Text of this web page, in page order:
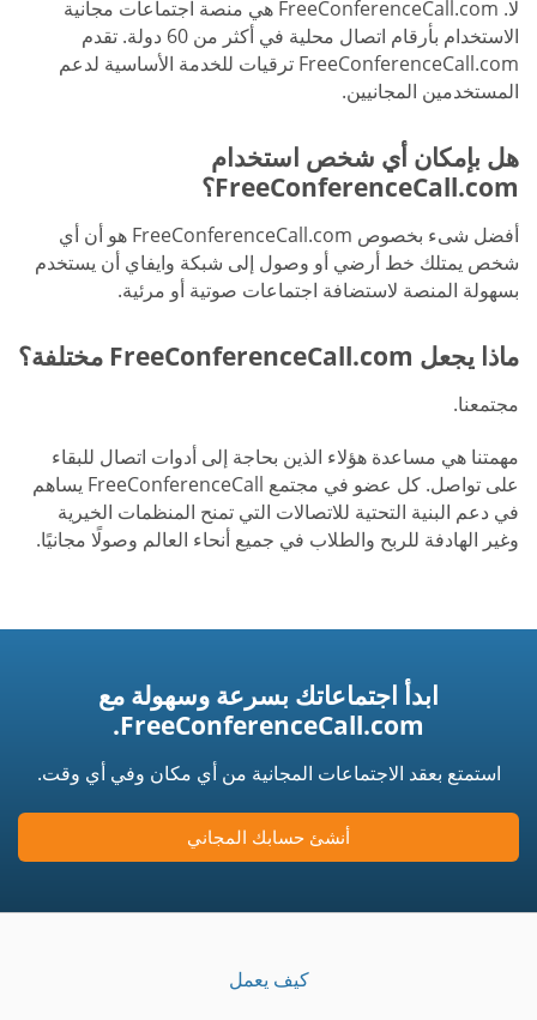
لا. FreeConferenceCall.com هي منصة اجتماعات مجانية
الاستخدام بأرقام اتصال محلية في أكثر من 60 دولة. تقدم
FreeConferenceCall.com ترقيات للخدمة الأساسية لدعم
المستخدمين المجانيين.
هل بإمكان أي شخص استخدام
FreeConferenceCall.com؟
أفضل شىء بخصوص FreeConferenceCall.com هو أن أي
شخص يمتلك خط أرضي أو وصول إلى شبكة وايفاي أن يستخدم
بسهولة المنصة لاستضافة اجتماعات صوتية أو مرئية.
ماذا يجعل FreeConferenceCall.com مختلفة؟
مجتمعنا.
مهمتنا هي مساعدة هؤلاء الذين بحاجة إلى أدوات اتصال للبقاء
على تواصل. كل عضو في مجتمع FreeConferenceCall يساهم
في دعم البنية التحتية للاتصالات التي تمنح المنظمات الخيرية
وغير الهادفة للربح والطلاب في جميع أنحاء العالم وصولًا مجانيًا.
ابدأ اجتماعاتك بسرعة وسهولة مع
FreeConferenceCall.com.
استمتع بعقد الاجتماعات المجانية من أي مكان وفي أي وقت.
أنشئ حسابك المجاني
كيف يعمل